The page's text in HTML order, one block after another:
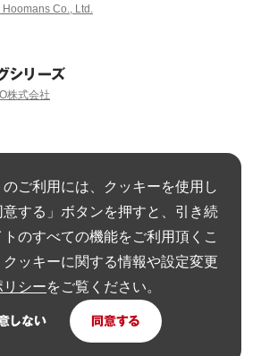
Hoomans Co., Ltd.
シリーズ
株式会社
株式会社
Premium EcoLoop Series
ットインナー
ご利用には、クッキーを使用し
する」ボタンを押すと、引き続
のすべての機能をご利用頂くこ
ッキーに関する情報や設定変更
リシーをご覧ください。
しない 同意する